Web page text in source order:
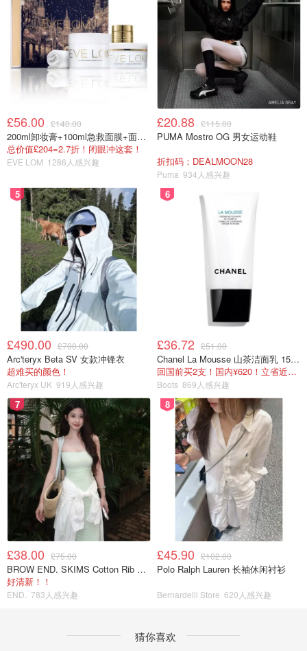
£56.00 £140.00
200ml卸妆膏+100ml急救面膜+面霜+洁颜布
总价值£204=2.7折！闭眼冲这套！
EVE LOM 1286人感兴趣
£20.88 £115.00
PUMA Mostro OG 男女运动鞋
折扣码：DEALMOON28
Puma 934人感兴趣
5
£490.00 £700.00
Arc'teryx Beta SV 女款冲锋衣
超难买的颜色！
Arc'teryx UK 919人感兴趣
6
£36.72 £51.00
Chanel La Mousse 山茶洁面乳 150ml
回国前买2支！国内¥620！立省近一半！
Boots 869人感兴趣
7
£38.00 £75.00
BROW END. SKIMS Cotton Rib 长款背心连衣裙 薄荷绿
好清新！！
END. 783人感兴趣
8
£45.90 £102.00
Polo Ralph Lauren 长袖休闲衬衫
Bernardelli Store 620人感兴趣
猜你喜欢